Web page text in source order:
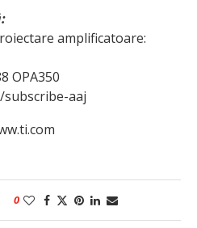
amplificatoare:
OPA350
subscribe-aaj
0